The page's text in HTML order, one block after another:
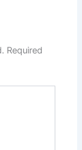
Required